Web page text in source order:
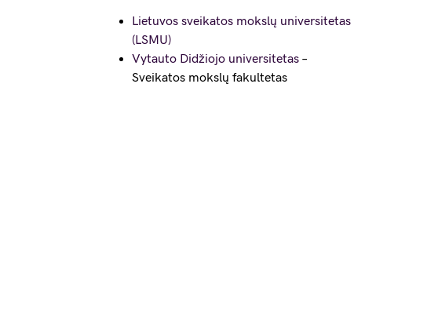
Lietuvos sveikatos mokslų universitetas
(LSMU)
Vytauto Didžiojo universitetas –
Sveikatos mokslų fakultetas